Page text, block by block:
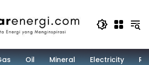
Oil Mineral Electricity